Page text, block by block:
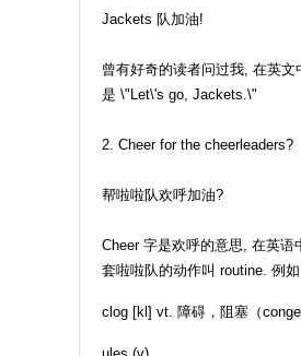
Jackets 队加油!
曾有好奇的读者问过我, 在英
是 \"Let\'s go, Jackets.\"
2. Cheer for the cheerleaders?
帮啦啦队欢呼加油?
Cheer 字是欢呼的意思, 在英
套啦啦队的动作叫 routine. 例
clog [kl] vt. 障碍，阻塞（